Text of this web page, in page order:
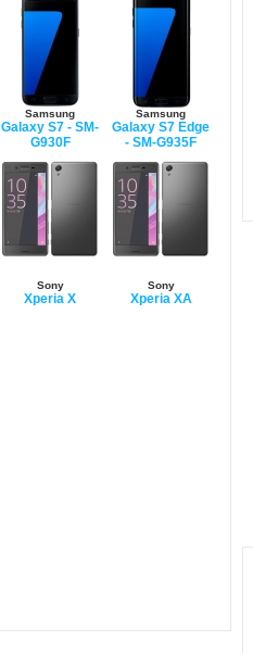
Samsung
Galaxy S7 - SM-
G930F
Samsung
Galaxy S7 Edge
- SM-G935F
Sony
Xperia X
Sony
Xperia XA